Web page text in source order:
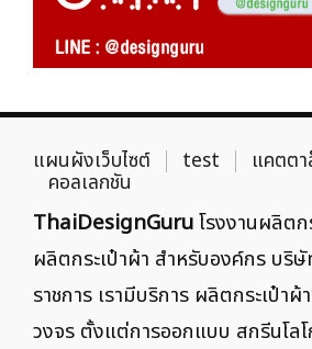
แผนผังเว็บไซต์ test แคตต
คอลเลกชัน
ThaiDesignGuruโรงงานผลิตก
ผลิตกระเป๋าผ้า สำหรับองค์กร บริ
ราชการ เรามีบริการ ผลิตกระเป๋า
วงจร ตั้งแต่การออกแบบ สกรีนโล